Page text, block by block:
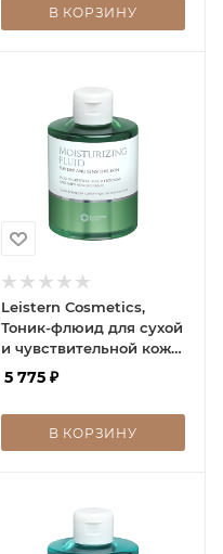
В КОРЗИНУ
Leistern Cosmetics,
Тоник-флюид для сухой
и чувствительной кожи,
Moisturizing fluid
5 775₽
В КОРЗИНУ